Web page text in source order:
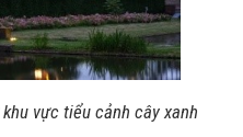
vực tiểu cảnh cây xanh